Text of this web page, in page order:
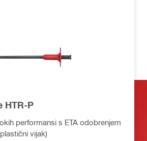
HTR-P
performansi s ETA odobrenjem
vijak)